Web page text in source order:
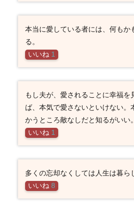
本当に愛している者には、何もか
る。
いいね 1
もし夫が、愛されることに幸福を
ば、本気で愛さないといけない。
かうところ敵なしだと知るがいい。
いいね 1
多くの忘却なくしては人生は暮ら
いいね 8